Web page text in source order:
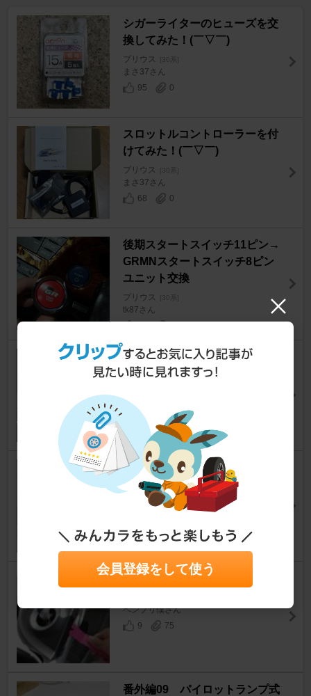
シガーライターのヒューズを交
換してみた！(￣▽￣)
プリウス [30系]
まさ37さん
95
0
スロットルコントローラーを付
けてみた！(￣▽￣)
プリウス [30系]
まさ37さん
68
0
後期スタートスイッチ11ピン→
GRMNスタートスイッチ8ピン
ユニット交換
プリウス [30系]
tk87さん
ボンネット内にテープLEDを付
けたよ！
☆akiraさん
70
3
ミラー格納キット取付(^_^)v
プリウス [30系]
kanchi.66さん
内装パネルの取外し
ベンプリ僕さん
9
75
番外編09 パイロットランプ式
会員登録をして使う